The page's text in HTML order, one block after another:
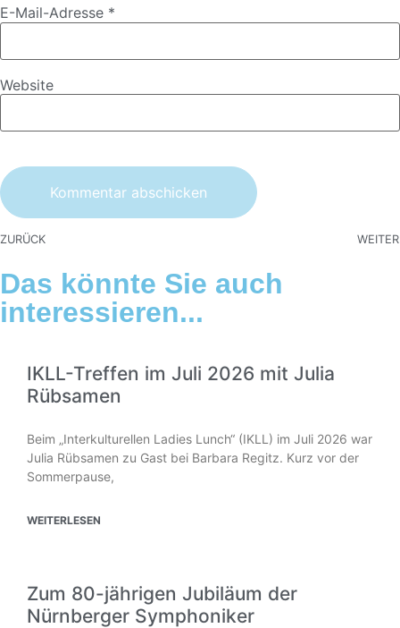
E-Mail-Adresse *
Website
ZURÜCK WEITER
Das könnte Sie auch
interessieren...
IKLL-Treffen im Juli 2026 mit Julia
Rübsamen
Beim „Interkulturellen Ladies Lunch“ (IKLL) im Juli 2026 war
Julia Rübsamen zu Gast bei Barbara Regitz. Kurz vor der
Sommerpause,
WEITERLESEN
Zum 80-jährigen Jubiläum der
Nürnberger Symphoniker